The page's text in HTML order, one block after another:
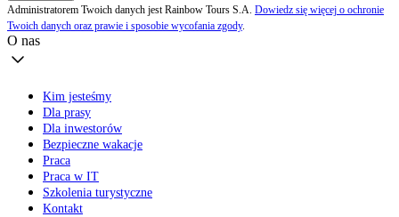
Administratorem Twoich danych jest Rainbow Tours S.A. Dowiedz się więcej o ochronie
Twoich danych oraz prawie i sposobie wycofania zgody.
O nas
Kim jesteśmy
Dla prasy
Dla inwestorów
Bezpieczne wakacje
Praca
Praca w IT
Szkolenia turystyczne
Kontakt